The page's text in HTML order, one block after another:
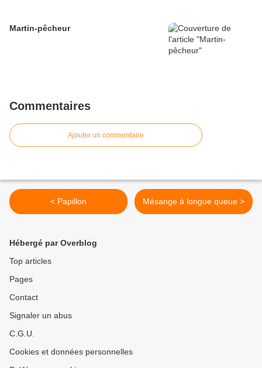
Martin-pêcheur
Commentaires
Ajouter un commentaire
< Papillon Mésange à longue queue >
Hébergé par Overblog
Top articles
Pages
Contact
Signaler un abus
C.G.U.
Cookies et données personnelles